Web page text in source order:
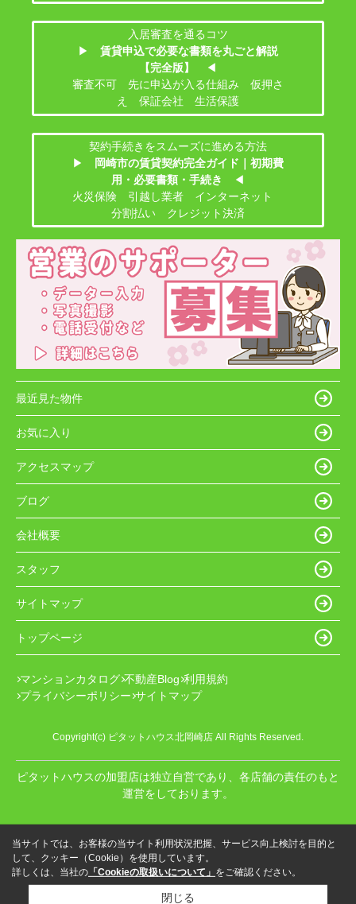
入居審査を通るコツ
▶
賃貸申込で必要な書類を丸ごと解説
【完全版】
◀
審査不可 先に申込が入る仕組み 仮押さ
え 保証会社 生活保護
契約手続きをスムーズに進める方法
▶
岡崎市の賃貸契約完全ガイド｜初期費
用・必要書類・手続き
◀
火災保険 引越し業者 インターネット
分割払い クレジット決済
最近見た物件
お気に入り
アクセスマップ
ブログ
会社概要
スタッフ
サイトマップ
トップページ
マンションカタログ 不動産Blog 利用規約
プライバシーポリシー サイトマップ
Copyright(c) ピタットハウス北岡崎店 All Rights Reserved.
ピタットハウスの加盟店は独立自営であり、各店舗の責任のもと
運営をしております。
当サイトでは、お客様の当サイト利用状況把握、サービス向上検討を目的と
して、クッキー（Cookie）を使用しています。
詳しくは、当社の 「Cookieの取扱いについて」 をご確認ください。
閉じる